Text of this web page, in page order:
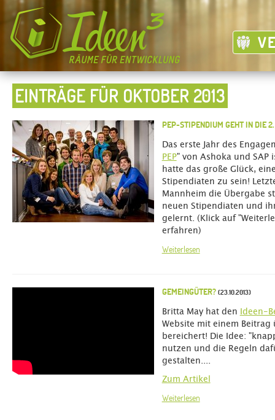
EINTRÄGE FÜR OKTOBER 2013
PEP-STIPENDIUM GEHT IN DIE
Das erste Jahr des
PEP" von Ashoka und SAP
hatte das große Glück,
Stipendiaten zu sein!
Mannheim die Übergabe
neuen Stipendiaten und
gelernt. (Klick auf
erfahren)
Weiterlesen
GEMEINGÜTER? (23.10.2013)
Britta May hat den
Ideen-
Website mit einem Beitrag
bereichert! Die Idee:
nutzen und die Regeln
gestalten....
Zum Artikel
Weiterlesen